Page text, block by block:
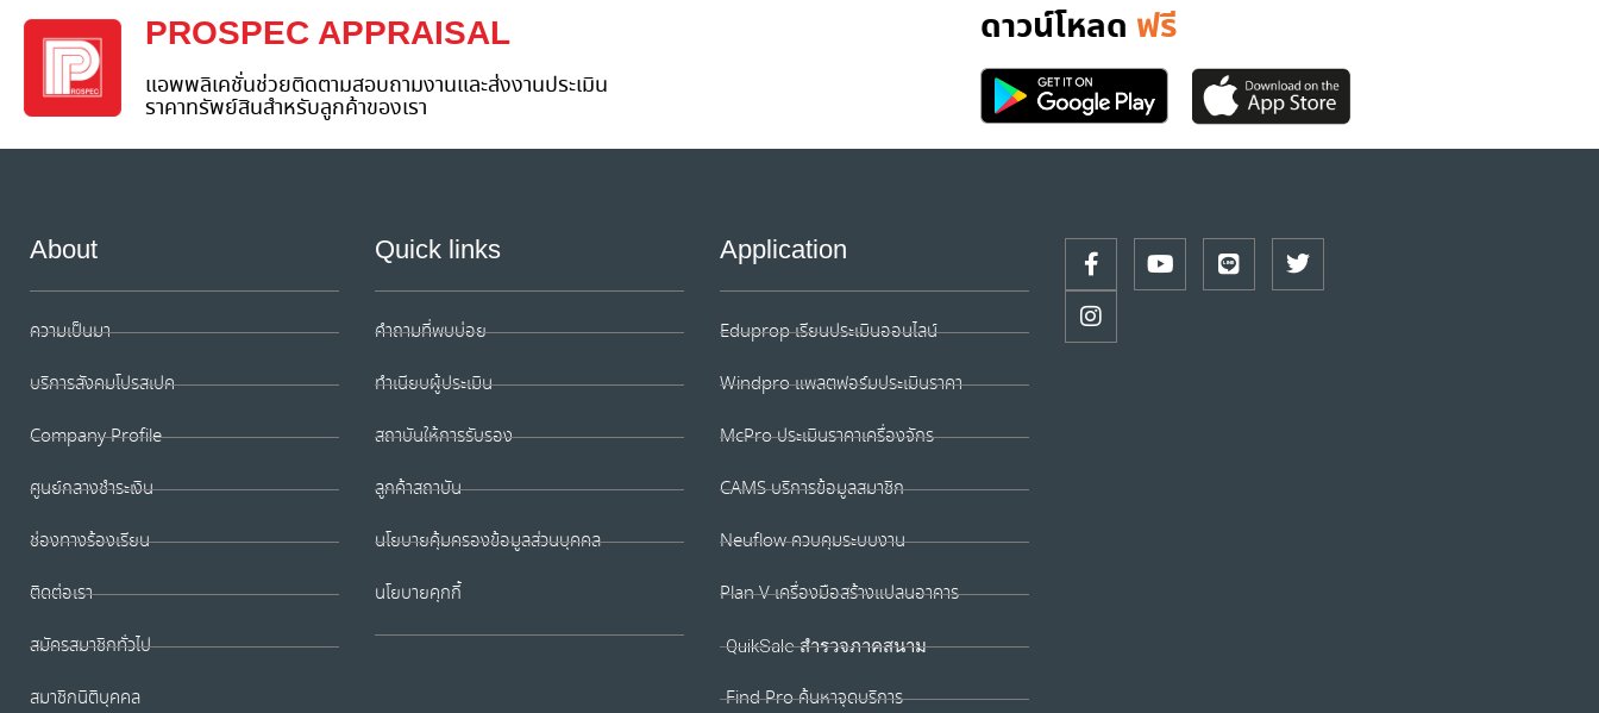
PROSPEC APPRAISAL
แอพพลิเคชั่นช่วยติดตามสอบถามงานและส่งงานประเมิน
ราคาทรัพย์สินสำหรับลูกค้าของเรา
ดาวน์โหลด ฟรี
About
ความเป็นมา
บริการสังคมโปรสเปค
Company Profile
ศูนย์กลางชำระเงิน
ช่องทางร้องเรียน
ติดต่อเรา
สมัครสมาชิกทั่วไป
สมาชิกนิติบุคคล
Quick links
คำถามที่พบบ่อย
ทำเนียบผู้ประเมิน
สถาบันให้การรับรอง
ลูกค้าสถาบัน
นโยบายคุ้มครองข้อมูลส่วนบุคคล
นโยบายคุกกี้
Application
Eduprop เรียนประเมินออนไลน์
Windpro แพลตฟอร์มประเมินราคา
McPro ประเมินราคาเครื่องจักร
CAMS บริการข้อมูลสมาชิก
Neuflow ควบคุมระบบงาน
Plan V เครื่องมือสร้างแปลนอาคาร
QuikSale สำรวจภาคสนาม
Find Pro ค้นหาจุดบริการ